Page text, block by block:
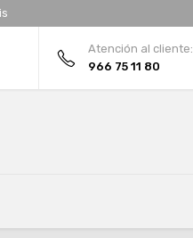
Atención al cliente:
966 75 11 80